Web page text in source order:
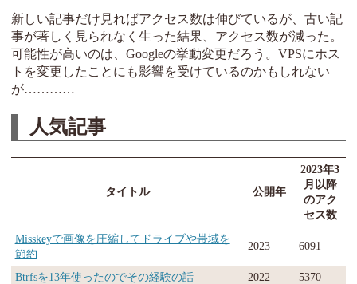
新しい記事だけ見ればアクセス数は伸びているが、古い記
事が著しく見られなく生った結果、アクセス数が減った。
可能性が高いのは、Googleの挙動変更だろう。VPSにホス
トを変更したことにも影響を受けているのかもしれない
が…………
人気記事
タイトル 公開年
2023年3
月以降
のアク
セス数
Misskeyで画像を圧縮してドライブや帯域を
節約
2023 6091
Btrfsを13年使ったのでその経験の話 2022
5370